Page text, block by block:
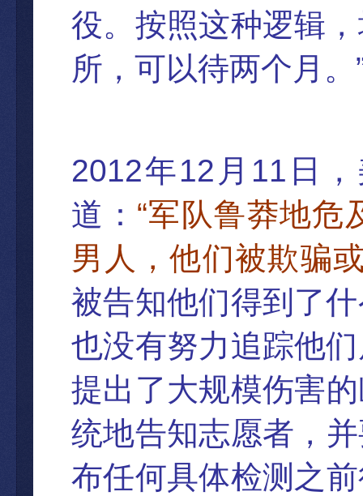
役。按照这种逻辑
所，可以待两个 月。
2012年12 月 11 日
道： “军队鲁莽地危
男人，他们被欺骗
被告知他们得到了
也没有努力追踪他
提出了大规模伤害
统地告知志愿者，
布任何具体检测之